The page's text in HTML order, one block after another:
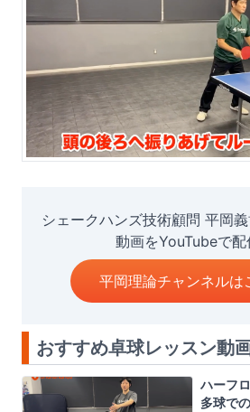
シェークハンズ技術顧問 平岡
動画をYouTubeで配
平岡理論チャンネルは
おすすめ卓球レッスン動
ハーフ
多球で